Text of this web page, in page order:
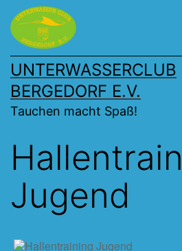
Zum
Inhalt
springen
UNTERWASSERCLUB
BERGEDORF E.V.
Tauchen macht Spaß!
Jugend